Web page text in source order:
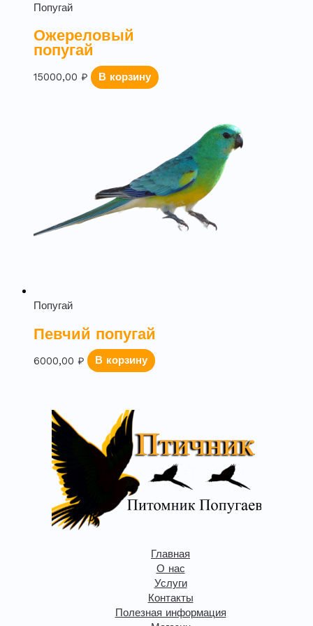
Попугай
Ожереловый
попугай
15000,00 ₽ В корзину
Попугай
Певчий попугай
6000,00 ₽ В корзину
Главная
О нас
Услуги
Контакты
Полезная информация